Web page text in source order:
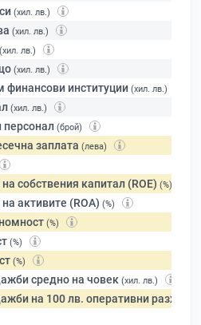
(хил. лв.)
(хил. лв.)
(хил. лв.)
(хил. лв.)
институции (хил. лв.)
(хил. лв.)
персонал (брой)
заплата (лева)
собствения капитал (ROE) (%)
активите (ROA) (%)
(%)
(%)
(%)
средно на човек (хил. лв.)
на 100 лв. оперативни разходи